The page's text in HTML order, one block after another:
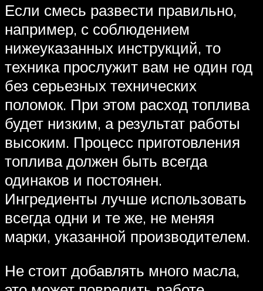
Если смесь развести правильно,
например, с соблюдением
нижеуказанных инструкций, то
техника прослужит вам не один год
без серьезных технических
поломок. При этом расход топлива
будет низким, а результат работы
высоким. Процесс приготовления
топлива должен быть всегда
одинаков и постоянен.
Ингредиенты лучше использовать
всегда одни и те же, не меняя
марки, указанной производителем.
Не стоит добавлять много масла,